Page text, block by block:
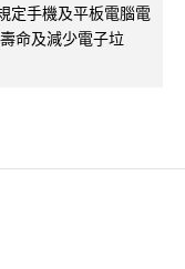
定手機及平板電腦電
命及減少電子垃